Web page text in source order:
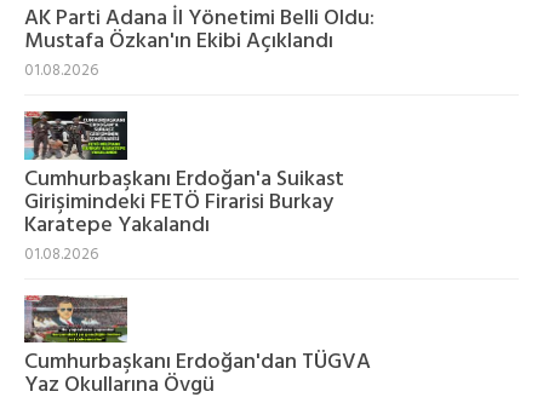
AK Parti Adana İl Yönetimi Belli Oldu:
Mustafa Özkan'ın Ekibi Açıklandı
01.08.2026
Cumhurbaşkanı Erdoğan'a Suikast
Girişimindeki FETÖ Firarisi Burkay
Karatepe Yakalandı
01.08.2026
Cumhurbaşkanı Erdoğan'dan TÜGVA
Yaz Okullarına Övgü